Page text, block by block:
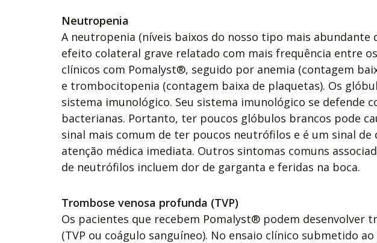
Neutropenia
A neutropenia (níveis baixos do nosso tipo mais abundante
efeito colateral grave relatado com mais frequência entre
clínicos com Pomalyst®, seguido por anemia (contagem
e trombocitopenia (contagem baixa de plaquetas). Os
sistema imunológico. Seu sistema imunológico se defende
bacterianas. Portanto, ter poucos glóbulos brancos pode
sinal mais comum de ter poucos neutrófilos e é um sinal de
atenção médica imediata. Outros sintomas comuns
de neutrófilos incluem dor de garganta e feridas na boca.
Trombose venosa profunda (TVP)
Os pacientes que recebem Pomalyst® podem desenvolver
(TVP ou coágulo sanguíneo). No ensaio clínico submetido